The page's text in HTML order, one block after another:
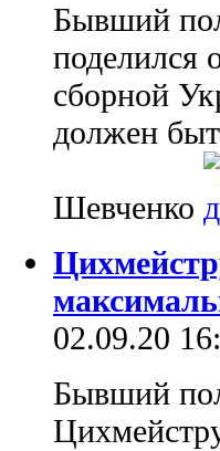
Бывший
поделился
сборной
должен
Шевченко
02.09.20
Бывший